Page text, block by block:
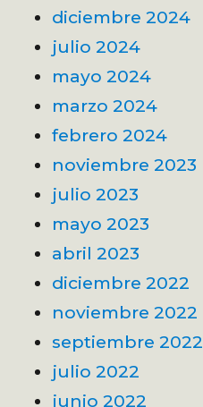
diciembre 2024
julio 2024
mayo 2024
marzo 2024
febrero 2024
noviembre 2023
julio 2023
mayo 2023
abril 2023
diciembre 2022
noviembre 2022
septiembre 2022
julio 2022
junio 2022